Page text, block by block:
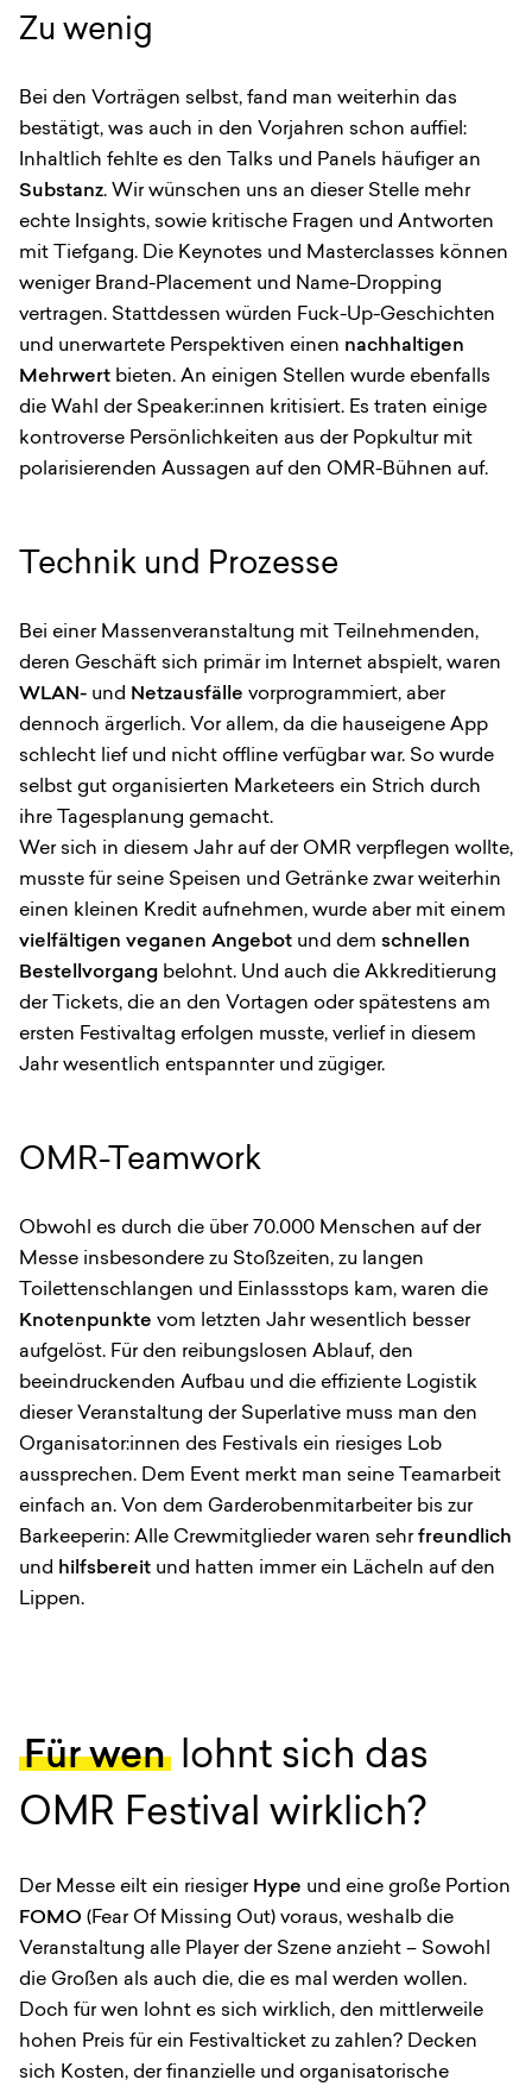
Zu wenig
Bei den Vorträgen selbst, fand man weiterhin das
bestätigt, was auch in den Vorjahren schon auffiel:
Inhaltlich fehlte es den Talks und Panels häufiger an
Substanz. Wir wünschen uns an dieser Stelle mehr
echte Insights, sowie kritische Fragen und Antworten
mit Tiefgang. Die Keynotes und Masterclasses können
weniger Brand-Placement und Name-Dropping
vertragen. Stattdessen würden Fuck-Up-Geschichten
und unerwartete Perspektiven einen nachhaltigen
Mehrwert bieten. An einigen Stellen wurde ebenfalls
die Wahl der Speaker:innen kritisiert. Es traten einige
kontroverse Persönlichkeiten aus der Popkultur mit
polarisierenden Aussagen auf den OMR-Bühnen auf.
Technik und Prozesse
Bei einer Massenveranstaltung mit Teilnehmenden,
deren Geschäft sich primär im Internet abspielt, waren
WLAN- und Netzausfälle vorprogrammiert, aber
dennoch ärgerlich. Vor allem, da die hauseigene App
schlecht lief und nicht offline verfügbar war. So wurde
selbst gut organisierten Marketeers ein Strich durch
ihre Tagesplanung gemacht.
Wer sich in diesem Jahr auf der OMR verpflegen wollte,
musste für seine Speisen und Getränke zwar weiterhin
einen kleinen Kredit aufnehmen, wurde aber mit einem
vielfältigen veganen Angebot und dem schnellen
Bestellvorgang belohnt. Und auch die Akkreditierung
der Tickets, die an den Vortagen oder spätestens am
ersten Festivaltag erfolgen musste, verlief in diesem
Jahr wesentlich entspannter und zügiger.
OMR-Teamwork
Obwohl es durch die über 70.000 Menschen auf der
Messe insbesondere zu Stoßzeiten, zu langen
Toilettenschlangen und Einlassstops kam, waren die
Knotenpunkte vom letzten Jahr wesentlich besser
aufgelöst. Für den reibungslosen Ablauf, den
beeindruckenden Aufbau und die effiziente Logistik
dieser Veranstaltung der Superlative muss man den
Organisator:innen des Festivals ein riesiges Lob
aussprechen. Dem Event merkt man seine Teamarbeit
einfach an. Von dem Garderobenmitarbeiter bis zur
Barkeeperin: Alle Crewmitglieder waren sehrfreundlich
und hilfsbereit und hatten immer ein Lächeln auf den
Lippen.
Für wen lohnt sich das
OMR Festival wirklich?
Der Messe eilt ein riesiger Hype und eine große Portion
FOMO (Fear Of Missing Out) voraus, weshalb die
Veranstaltung alle Player der Szene anzieht – Sowohl
die Großen als auch die, die es mal werden wollen.
Doch für wen lohnt es sich wirklich, den mittlerweile
hohen Preis für ein Festivalticket zu zahlen? Decken
sich Kosten, der finanzielle und organisatorische